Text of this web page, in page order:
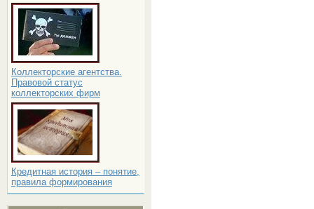
Коллекторские агентства.
Правовой статус
коллекторских фирм
Кредитная история – понятие,
правила формирования